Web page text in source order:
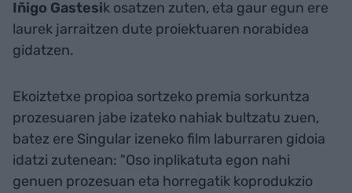
Iñigo Gastesik osatzen zuten, eta gaur egun ere
laurek jarraitzen dute proiektuaren norabidea
gidatzen.
Ekoiztetxe propioa sortzeko premia sorkuntza
prozesuaren jabe izateko nahiak bultzatu zuen,
batez ere Singular izeneko film laburraren gidoia
idatzi zutenean: "Oso inplikatuta egon nahi
genuen prozesuan eta horregatik koprodukzio